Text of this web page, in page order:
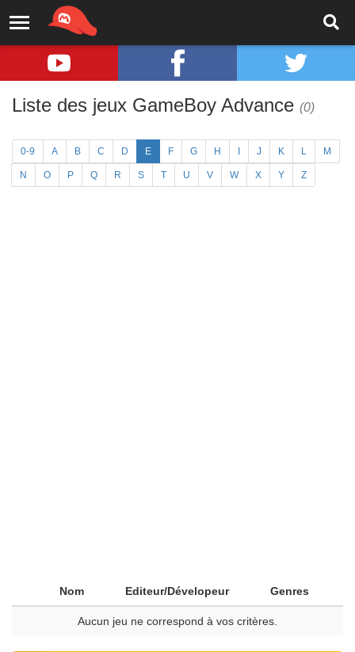
Liste des jeux GameBoy Advance (0)
0-9 A B C D E F G H J K L M
N O P Q R S T U V W X Y Z
Nom Editeur/Dévelopeur Genres
Aucun jeu ne correspond à vos critères.